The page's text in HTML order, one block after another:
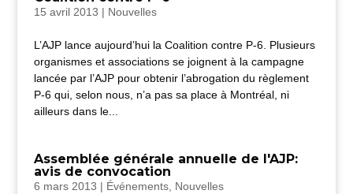
15 avril 2013 | Nouvelles
L’AJP lance aujourd’hui la Coalition contre P-6. Plusieurs
organismes et associations se joignent à la campagne
lancée par l’AJP pour obtenir l’abrogation du règlement
P-6 qui, selon nous, n’a pas sa place à Montréal, ni
ailleurs dans le...
Assemblée générale annuelle de l'AJP:
avis de convocation
6 mars 2013 | Événements, Nouvelles